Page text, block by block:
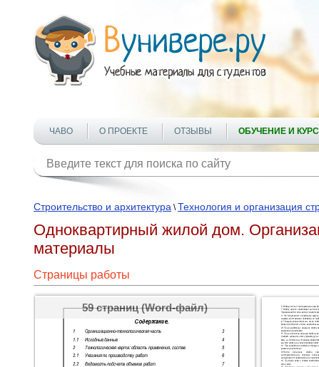
ЧАВО О ПРОЕКТЕ ОТЗЫВЫ ОБУЧЕНИЕ И
Строительство и архитектура \Технология и организация
Одноквартирный жилой дом.
материалы
Страницы работы
59 страниц (Word-файл)